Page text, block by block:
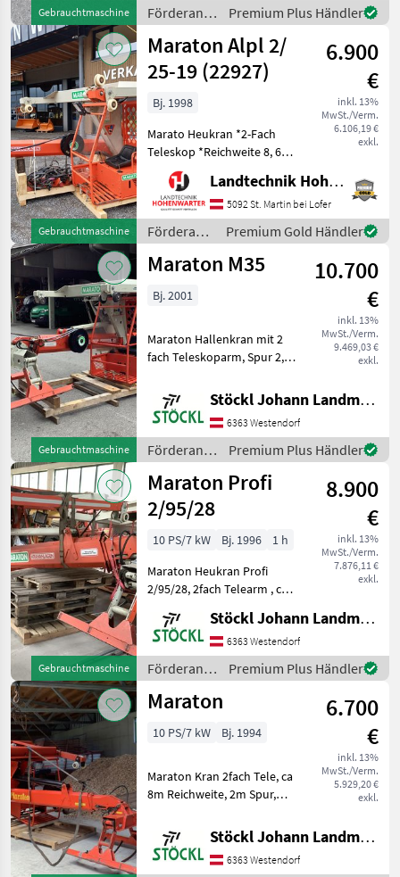
Gebrauchtmaschine
Standort Westendorf (A)
Förderanla
Förderanlagen
/ Maraton
Premium Plus Händler
Gebrauchtmaschine
Maraton Alpl 2/
25-19 (22927)
6.900
€
inkl. 13%
MwSt./Verm.
6.106,19 €
exkl.
Bj. 1998
Marato Heukran *2-Fach
Teleskop *Reichweite 8, 6m
*GreiferHochstellung
*Heuzange 80cm
*Stromkabel fliegend
*Spurweite 2m *4mto
Nachstehend finden Sie
ähnliche Suchbe
Landtechnik Hohenwarter GmbH
5092 St. Martin bei Lofer
Förderanlagen
/ Maraton
Premium Gold Händler
Gebrauchtmaschine
Maraton M35
10.700
€
inkl. 13%
MwSt./Verm.
9.469,03 €
exkl.
Bj. 2001
Maraton Hallenkran mit 2
fach Teleskoparm, Spur 2,
Fußpedale,
Schoppeinrichtung,
Reichweite ca, 7, 5m,
Standort Westendorf (A)
Förderanlagen
Stöckl Johann Landmaschinen GesmbH & Co KG
6363 Westendorf
Förderanlagen
/ Maraton
Premium Plus Händler
Gebrauchtmaschine
Maraton Profi
2/95/28
8.900
€
inkl. 13%
MwSt./Verm.
7.876,11 €
exkl.
10 PS/7 kW Bj. 1996
1 h
Maraton Heukran Profi
2/95/28, 2fach Telearm , ca
sofort verfügbar, A
Förderanlagen Kräne
Stöckl Johann Landmaschinen GesmbH & Co KG
6363 Westendorf
Förderanlagen
/ Maraton
Premium Plus Händler
Maraton
6.700
€
inkl. 13%
MwSt./Verm.
5.929,20 €
exkl.
10 PS/7 kW Bj. 1994
Maraton Kran 2fach Tele, ca
8m Reichweite, 2m Spur,
wie steht, sofort verfügbar,
A Förderanlagen Kräne
Stöckl Johann Landmaschinen GesmbH & Co KG
6363 Westendorf